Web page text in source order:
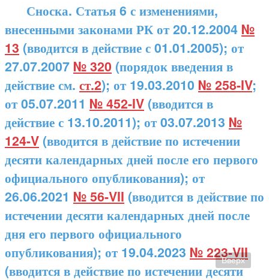
Сноска. Статья 6 с изменениями,
внесенными законами РК от 20.12.2004 №
13 (вводится в действие с 01.01.2005); от
27.07.2007 № 320 (порядок введения в
действие см. ст.2); от 19.03.2010 № 258-IV;
от 05.07.2011 № 452-IV (вводится в
действие с 13.10.2011); от 03.07.2013 №
124-V (вводится в действие по истечении
десяти календарных дней после его первого
официального опубликования); от
26.06.2021 № 56-VII (вводится в действие по
истечении десяти календарных дней после
дня его первого официального
опубликования); от 19.04.2023 № 223-VII
(вводится в действие по истечении десяти
Вверх